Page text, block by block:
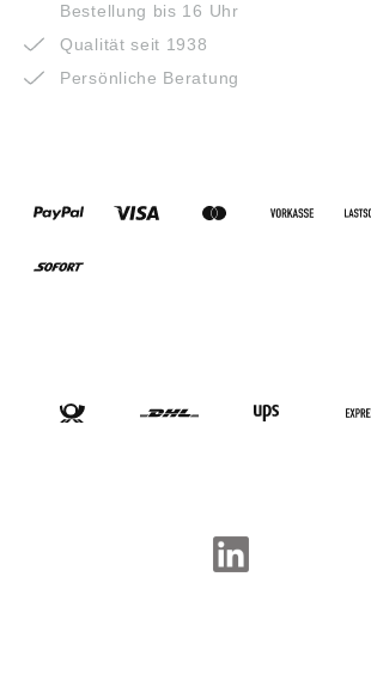
Bestellung bis 16 Uhr
Qualität seit 1938
Persönliche Beratung